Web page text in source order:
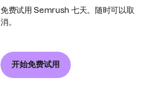
免费试用 Semrush 七天。随时可以取
消。
开始免费试用